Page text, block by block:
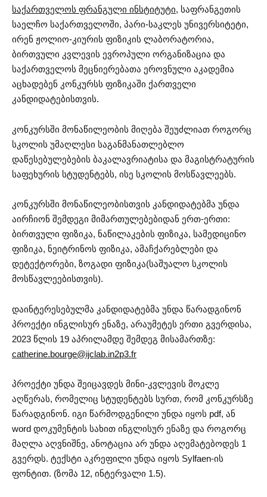
საქართველოს ფრანგული ინსტიტუტი, საფრანგეთის
საელჩო საქართველოში, პარი-საკლეს უნივერსიტეტი,
ირენ ჟოლიო-კიურის ფიზიკის ლაბორატორია,
ბირთვული კვლევის ევროპული ორგანიზაცია და
საქართველოს მეცნიერებათა ეროვნული აკადემია
აცხადებენ კონკურსს ფიზიკაში ქართველი
კანდიდატებისთვის.
კონკურსში მონაწილეობის მიღება შეუძლიათ როგორც
სკოლის უმაღლესი საგანმანათლებლო
დაწესებულებების ბაკალავრიატისა და მაგისტრატურის
საფეხურის სტუდენტებს, ისე სკოლის მოსწავლეებს.
კონკურსში მონაწილეობისთვის კანდიდატებმა უნდა
აირჩიონ შემდეგი მიმართულებებიდან ერთ-ერთი:
ბირთვული ფიზიკა, ნაწილაკების ფიზიკა, სამედიცინო
ფიზიკა, ნეიტრინოს ფიზიკა, ამაჩქარებლები და
დეტექტორები, ზოგადი ფიზიკა(საშუალო სკოლის
მოსწავლეებისთვის).
დაინტერესებულმა კანდიდატებმა უნდა წარადგინონ
პროექტი ინგლისურ ენაზე, არაუმეტეს ერთი გვერდისა,
2023 წლის 19 აპრილამდე შემდეგ მისამართზე:
catherine.bourge@ijclab.in2p3.fr
პროექტი უნდა შეიცავდეს მინი-კვლევის მოკლე
აღწერას, რომელიც სტუდენტებს სურთ, რომ კონკურსზე
წარადგინონ. იგი წარმოდგენილი უნდა იყოს pdf, ან
word დოკუმენტის სახით ინგლისურ ენაზე და როგორც
მაღლა აღვნიშნე, ანოტაცია არ უნდა აღემატებოდეს 1
გვერდს. ტექსტი აკრეფილი უნდა იყოს Sylfaen-ის
ფონტით. (ზომა 12, ინტერვალი 1.5).